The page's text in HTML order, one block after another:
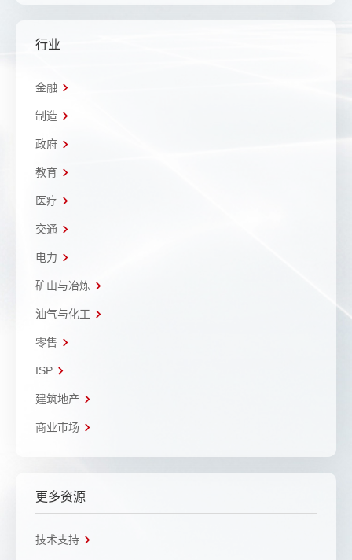
行业
金融
制造
政府
教育
医疗
交通
电力
矿山与冶炼
油气与化工
零售
ISP
建筑地产
商业市场
更多资源
技术支持